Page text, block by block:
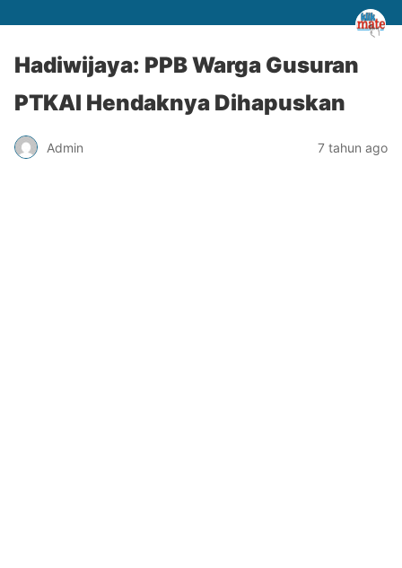
Hadiwijaya: PPB Warga Gusuran
PTKAI Hendaknya Dihapuskan
Admin 7 tahun ago